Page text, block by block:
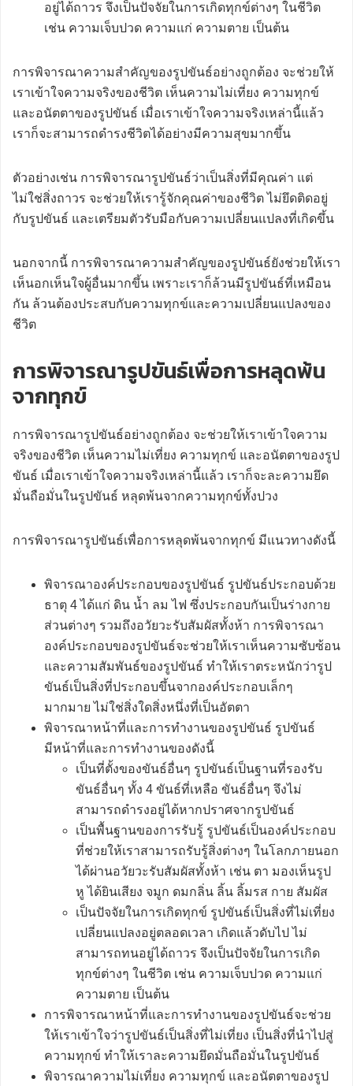
อยู่ได้ถาวร จึงเป็นปัจจัยในการเกิดทุกข์ต่างๆ ในชีวิต
เช่น ความเจ็บปวด ความแก่ ความตาย เป็นต้น
การพิจารณาความสำคัญของรูปขันธ์อย่างถูกต้อง จะช่วยให้
เราเข้าใจความจริงของชีวิต เห็นความไม่เที่ยง ความทุกข์
และอนัตตาของรูปขันธ์ เมื่อเราเข้าใจความจริงเหล่านี้แล้ว
เราก็จะสามารถดำรงชีวิตได้อย่างมีความสุขมากขึ้น
ตัวอย่างเช่น การพิจารณารูปขันธ์ว่าเป็นสิ่งที่มีคุณค่า แต่
ไม่ใช่สิ่งถาวร จะช่วยให้เรารู้จักคุณค่าของชีวิต ไม่ยึดติดอยู่
กับรูปขันธ์ และเตรียมตัวรับมือกับความเปลี่ยนแปลงที่เกิดขึ้น
นอกจากนี้ การพิจารณาความสำคัญของรูปขันธ์ยังช่วยให้เรา
เห็นอกเห็นใจผู้อื่นมากขึ้น เพราะเราก็ล้วนมีรูปขันธ์ที่เหมือน
กัน ล้วนต้องประสบกับความทุกข์และความเปลี่ยนแปลงของ
ชีวิต
การพิจารณารูปขันธ์เพื่อการหลุดพ้น
จากทุกข์
การพิจารณารูปขันธ์อย่างถูกต้อง จะช่วยให้เราเข้าใจความ
จริงของชีวิต เห็นความไม่เที่ยง ความทุกข์ และอนัตตาของรูป
ขันธ์ เมื่อเราเข้าใจความจริงเหล่านี้แล้ว เราก็จะละความยึด
มั่นถือมั่นในรูปขันธ์ หลุดพ้นจากความทุกข์ทั้งปวง
การพิจารณารูปขันธ์เพื่อการหลุดพ้นจากทุกข์ มีแนวทางดังนี้
พิจารณาองค์ประกอบของรูปขันธ์ รูปขันธ์ประกอบด้วย
ธาตุ 4 ได้แก่ ดิน น้ำ ลม ไฟ ซึ่งประกอบกันเป็นร่างกาย
ส่วนต่างๆ รวมถึงอวัยวะรับสัมผัสทั้งห้า การพิจารณา
องค์ประกอบของรูปขันธ์จะช่วยให้เราเห็นความซับซ้อน
และความสัมพันธ์ของรูปขันธ์ ทำให้เราตระหนักว่ารูป
ขันธ์เป็นสิ่งที่ประกอบขึ้นจากองค์ประกอบเล็กๆ
มากมาย ไม่ใช่สิ่งใดสิ่งหนึ่งที่เป็นอัตตา
พิจารณาหน้าที่และการทำงานของรูปขันธ์ รูปขันธ์
มีหน้าที่และการทำงานของดังนี้
เป็นที่ตั้งของขันธ์อื่นๆ รูปขันธ์เป็นฐานที่รองรับ
ขันธ์อื่นๆ ทั้ง 4 ขันธ์ที่เหลือ ขันธ์อื่นๆ จึงไม่
สามารถดำรงอยู่ได้หากปราศจากรูปขันธ์
เป็นพื้นฐานของการรับรู้ รูปขันธ์เป็นองค์ประกอบ
ที่ช่วยให้เราสามารถรับรู้สิ่งต่างๆ ในโลกภายนอก
ได้ผ่านอวัยวะรับสัมผัสทั้งห้า เช่น ตา มองเห็นรูป
หู ได้ยินเสียง จมูก ดมกลิ่น ลิ้น ลิ้มรส กาย สัมผัส
เป็นปัจจัยในการเกิดทุกข์ รูปขันธ์เป็นสิ่งที่ไม่เที่ยง
เปลี่ยนแปลงอยู่ตลอดเวลา เกิดแล้วดับไป ไม่
สามารถทนอยู่ได้ถาวร จึงเป็นปัจจัยในการเกิด
ทุกข์ต่างๆ ในชีวิต เช่น ความเจ็บปวด ความแก่
ความตาย เป็นต้น
การพิจารณาหน้าที่และการทำงานของรูปขันธ์จะช่วย
ให้เราเข้าใจว่ารูปขันธ์เป็นสิ่งที่ไม่เที่ยง เป็นสิ่งที่นำไปสู่
ความทุกข์ ทำให้เราละความยึดมั่นถือมั่นในรูปขันธ์
พิจารณาความไม่เที่ยง ความทุกข์ และอนัตตาของรูป